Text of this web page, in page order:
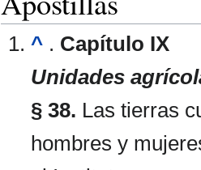
^ . Capítulo IX
Unidades
§ 38. Las tierras
hombres y